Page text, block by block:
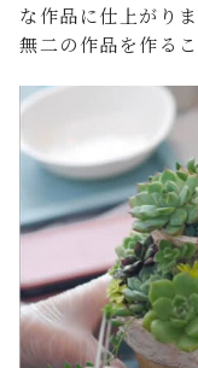
な作品に仕上がり
無二の作品を作るこ